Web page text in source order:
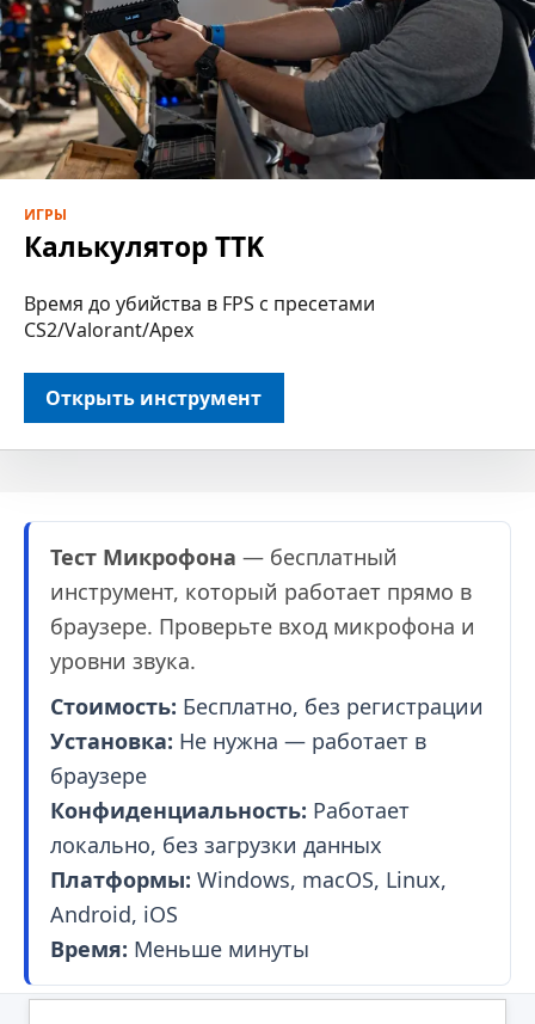
ИГРЫ
Калькулятор TTK
Время до убийства в FPS с пресетами
CS2/Valorant/Apex
Открыть инструмент
Тест Микрофона — бесплатный
инструмент, который работает прямо в
браузере. Проверьте вход микрофона и
уровни звука.
Стоимость: Бесплатно, без регистрации
Установка: Не нужна — работает в
браузере
Конфиденциальность: Работает
локально, без загрузки данных
Платформы: Windows, macOS, Linux,
Android, iOS
Время: Меньше минуты